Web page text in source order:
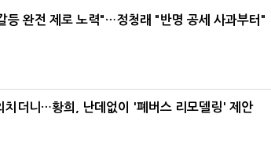
등 완전 제로 노력"…정청래 "반명 공세 사과부터"
치더니…황희, 난데없이 '폐버스 리모델링' 제안